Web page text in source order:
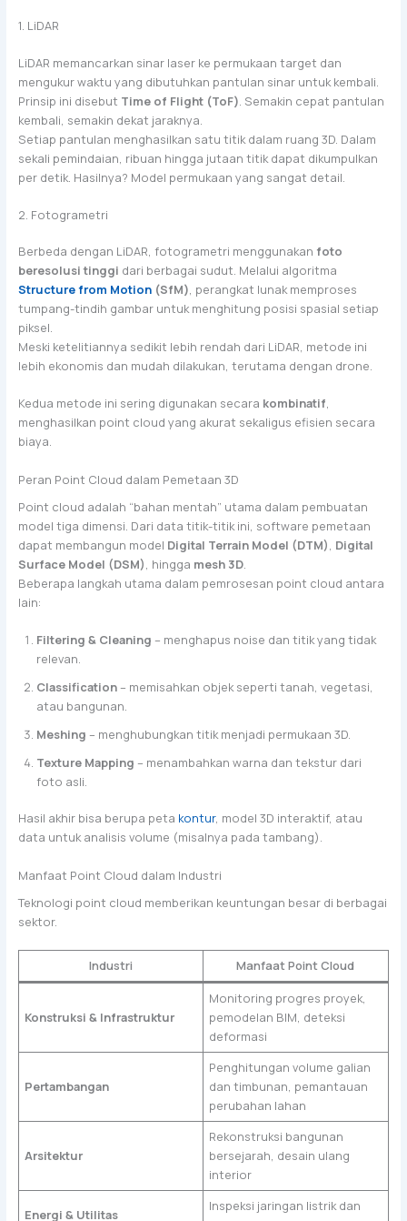
1. LiDAR
LiDAR memancarkan sinar laser ke permukaan target dan
mengukur waktu yang dibutuhkan pantulan sinar untuk kembali.
Prinsip ini disebut Time of Flight (ToF) . Semakin cepat pantulan
kembali, semakin dekat jaraknya.
Setiap pantulan menghasilkan satu titik dalam ruang 3D. Dalam
sekali pemindaian, ribuan hingga jutaan titik dapat dikumpulkan
per detik. Hasilnya? Model permukaan yang sangat detail.
2. Fotogrametri
Berbeda dengan LiDAR, fotogrametri menggunakan foto
beresolusi tinggi dari berbagai sudut. Melalui algoritma
Structure from Motion(SfM), perangkat lunak memproses
tumpang-tindih gambar untuk menghitung posisi spasial setiap
piksel.
Meski ketelitiannya sedikit lebih rendah dari LiDAR, metode ini
lebih ekonomis dan mudah dilakukan, terutama dengan drone.
Kedua metode ini sering digunakan secara kombinatif,
menghasilkan point cloud yang akurat sekaligus efisien secara
biaya.
Peran Point Cloud dalam Pemetaan 3D
Point cloud adalah “bahan mentah” utama dalam pembuatan
model tiga dimensi. Dari data titik-titik ini, software pemetaan
dapat membangun model Digital Terrain Model (DTM), Digital
Surface Model (DSM), hingga mesh 3D.
Beberapa langkah utama dalam pemrosesan point cloud antara
lain:
Filtering & Cleaning – menghapus noise dan titik yang tidak
relevan.
Classification– memisahkan objek seperti tanah, vegetasi,
atau bangunan.
Meshing – menghubungkan titik menjadi permukaan 3D.
Texture Mapping – menambahkan warna dan tekstur dari
foto asli.
Hasil akhir bisa berupa peta kontur, model 3D interaktif, atau
data untuk analisis volume (misalnya pada tambang).
Manfaat Point Cloud dalam Industri
Teknologi point cloud memberikan keuntungan besar di berbagai
sektor.
Industri Manfaat Point Cloud
Konstruksi & Infrastruktur
Monitoring progres proyek,
pemodelan BIM, deteksi
deformasi
Pertambangan
Penghitungan volume galian
dan timbunan, pemantauan
perubahan lahan
Arsitektur
Rekonstruksi bangunan
bersejarah, desain ulang
interior
Energi & Utilitas
Inspeksi jaringan listrik dan